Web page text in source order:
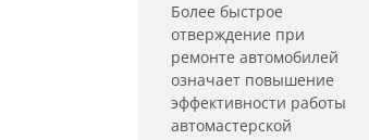
Более быстрое
отверждение при
ремонте автомобилей
означает повышение
эффективности работы
автомастерской